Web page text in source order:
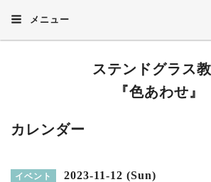
メニュー
ステンドグラス
『色あわせ』
カレンダー
イベント 2023-11-12 (Sun)